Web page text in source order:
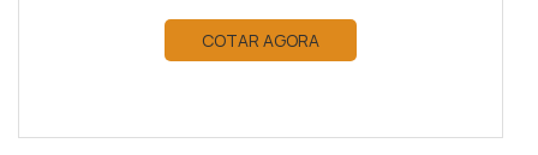
COTAR AGORA